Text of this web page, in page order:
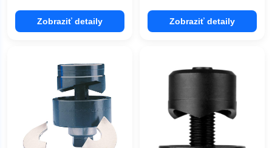
Zobraziť detaily Zobraziť detaily